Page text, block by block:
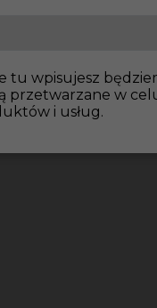
wpisujesz
przetwarzane w
i usług.